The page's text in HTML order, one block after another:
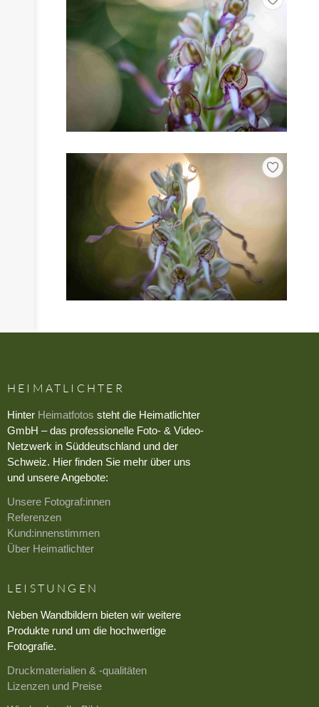
KONTAKT
HEIMATLICHTER
Hinter Heimatfotos steht die Heimatlichter
GmbH – das professionelle Foto- & Video-
Netzwerk in Süddeutschland und der
Schweiz. Hier finden Sie mehr über uns
und unsere Angebote:
Unsere Fotograf:innen
Referenzen
Kund:innenstimmen
Über Heimatlichter
LEISTUNGEN
Neben Wandbildern bieten wir weitere
Produkte rund um die hochwertige
Fotografie.
Druckmaterialien & -qualitäten
Lizenzen und Preise